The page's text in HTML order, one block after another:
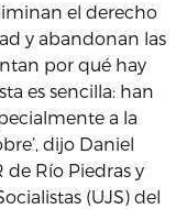
el derecho
y abandonan las
por qué hay
es sencilla: han
a la
dijo Daniel
de Río Piedras y
(UJS) del